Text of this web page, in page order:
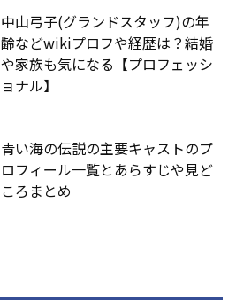
中山弓子(グランドスタッフ)の年
齢などwikiプロフや経歴は？結婚
や家族も気になる【プロフェッシ
ョナル】
青い海の伝説の主要キャストのプ
ロフィール一覧とあらすじや見ど
ころまとめ